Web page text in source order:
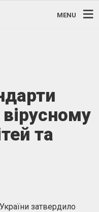
MENU
та
затвердило